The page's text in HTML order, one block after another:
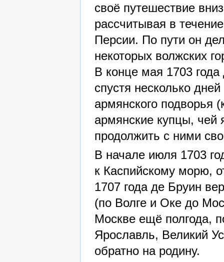
своё путешествие
рассчитывая в
Персии. По пути он
некоторых волжских
В конце мая 1703
спустя несколько
армянского подворья
армянские купцы, чей
продолжить с ними
В начале июля 1703
к Каспийскому морю,
1707 года де Бруин
(по Волге и Оке до
Москве ещё полгода,
Ярославль, Великий
обратно на родину.